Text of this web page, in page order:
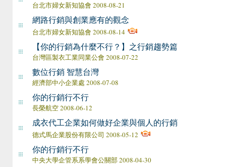
台北市婦女新知協會 2008-08-21
網路行銷與創業應有的觀念
台北市婦女新知協會 2008-08-14
【你的行銷為什麼不行？】之行銷趨勢篇
台灣區製衣工業同業公會 2008-07-22
數位行銷 智慧台灣
經濟部中小企業處 2008-07-08
你的行銷行不行
長榮航空 2008-06-12
成衣代工企業如何做好企業與個人的行銷
德式馬企業股份有限公司 2008-05-12
你的行銷行不行
中央大學企管系系學會公關部 2008-04-30